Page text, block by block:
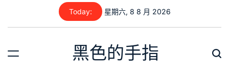
content
Today: 星期六, 8 8 月 2026
黑色的手指